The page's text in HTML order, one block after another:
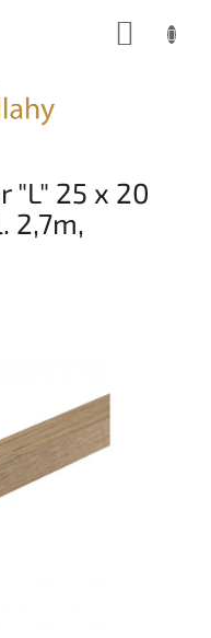
"L" 25 x 20
2,7m,